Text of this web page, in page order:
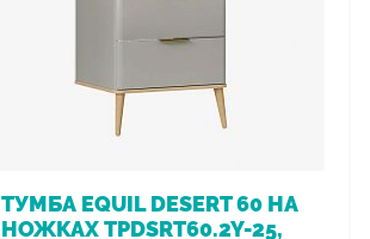
ТУМБА EQUIL DESERT 60 НА
НОЖКАХ TPDSRT60.2Y-25,